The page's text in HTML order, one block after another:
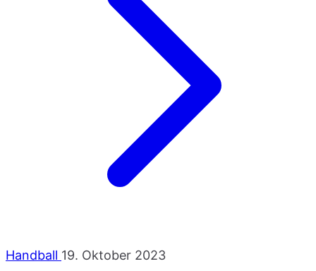
Handball 19. Oktober 2023